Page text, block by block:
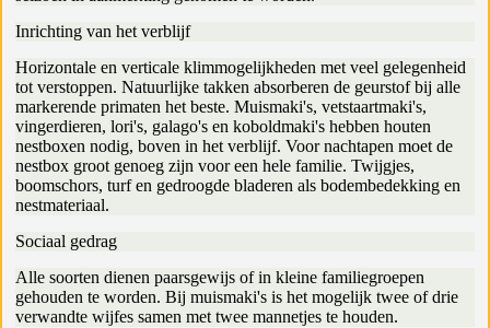
Inrichting van het verblijf
Horizontale en verticale klimmogelijkheden met veel gelegenheid
tot verstoppen. Natuurlijke takken absorberen de geurstof bij alle
markerende primaten het beste. Muismaki's, vetstaartmaki's,
vingerdieren, lori's, galago's en koboldmaki's hebben houten
nestboxen nodig, boven in het verblijf. Voor nachtapen moet de
nestbox groot genoeg zijn voor een hele familie. Twijgjes,
boomschors, turf en gedroogde bladeren als bodembedekking en
nestmateriaal.
Sociaal gedrag
Alle soorten dienen paarsgewijs of in kleine familiegroepen
gehouden te worden. Bij muismaki's is het mogelijk twee of drie
verwandte wijfes samen met twee mannetjes te houden.